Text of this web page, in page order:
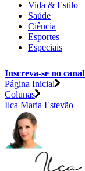
Vida & Estilo
Saúde
Ciência
Esportes
Especiais
Inscreva-se no canal
Página Inicial
Colunas
Ilca Maria Estevão